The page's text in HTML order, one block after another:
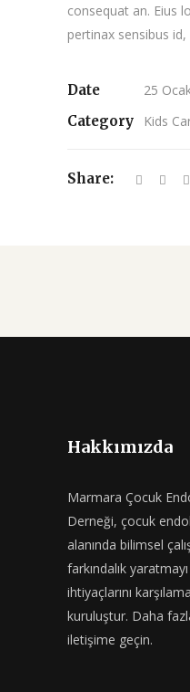
consequat an. Eius
pertinax sensibus
Date
25
Category
Kids
Share:
Hakkımızda
Marmara Çocuk
Derneği, çocuk
alanında bilimsel
farkındalık
ihtiyaçlarını
kuruluştur. Daha
iletişime geçin.